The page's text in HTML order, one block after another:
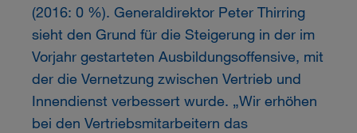
(2016: 0 %). Generaldirektor Peter Thirring
sieht den Grund für die Steigerung in der im
Vorjahr gestarteten Ausbildungsoffensive, mit
der die Vernetzung zwischen Vertrieb und
Innendienst verbessert wurde. „Wir erhöhen
bei den Vertriebsmitarbeitern das